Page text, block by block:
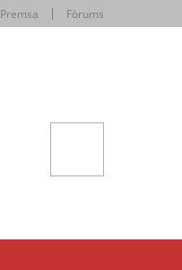
Premsa Fòrums